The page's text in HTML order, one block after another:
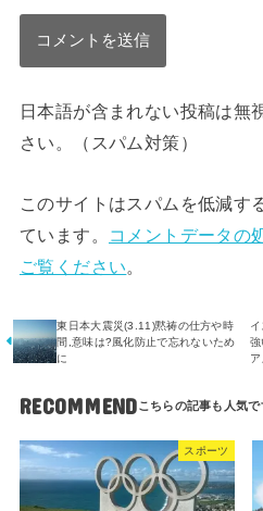
日本語が含まれない投稿は無
さい。（スパム対策）
このサイトはスパムを低減す
ています。
コメントデータの
ご覧ください
東日本大震災(3.11)黙祷の仕方や時
間,意味は?風化防止で忘れないため
に
強
RECOMMEND
スポーツ